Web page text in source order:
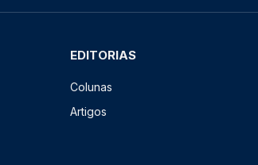
EDITORIAS
Colunas
Artigos